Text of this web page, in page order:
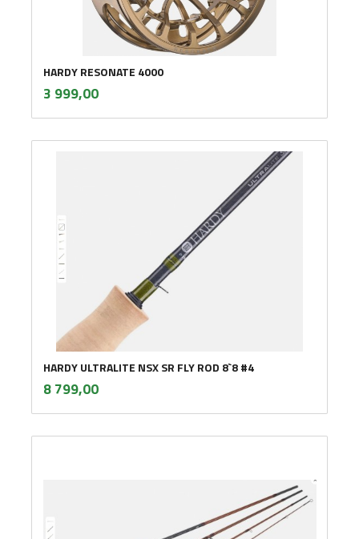
HARDY RESONATE 4000
Pris
3 999,00mva.
HARDY ULTRALITE NSX SR FLY ROD 8`8 #4
Pris
8 799,00mva.